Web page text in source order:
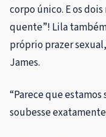
corpo único. E os
quente”! Lila
próprio prazer
James.
“Parece que
soubesse